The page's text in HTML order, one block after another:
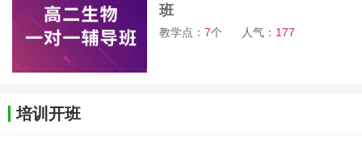
班
教学点：7个 人气： 177
培训开班